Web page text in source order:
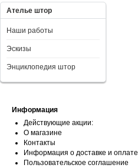
Ателье штор
Наши работы
Эскизы
Энциклопедия штор
Информация
Действующие акции:
О магазине
Контакты
Информация о доставке и оплате
Пользовательское соглашение